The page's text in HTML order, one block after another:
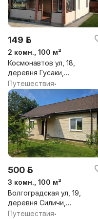
149 р.
2 комн., 100 м²
Космонавтов ул, 18,
деревня Гусаки,
Козловский сельсовет,
Несвижский район,
Минская обл.
Путешествия•
500 р.
3 комн., 100 м²
Волгоградская ул, 19,
деревня Силичи,
Логойский сельсовет,
Путешествия•